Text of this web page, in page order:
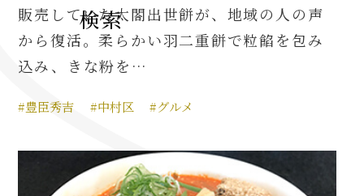
信長攻路
徳川家康と名古屋の関係
家康グルメ・土産 一覧
販売していた太閤出世餅が、地域の人の声
から復活。柔らかい羽二重餅で粒餡を包み
込み、きな粉を…
#豊臣秀吉 #中村区 #グルメ